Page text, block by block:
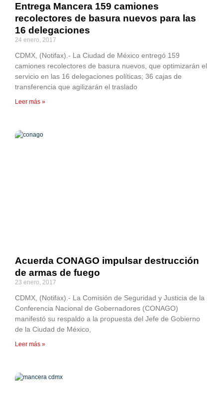
Entrega Mancera 159 camiones
recolectores de basura nuevos para las
16 delegaciones
24 enero, 2017
CDMX, (Notifax).- La Ciudad de México entregó 159
camiones recolectores de basura nuevos, que optimizarán el
servicio en las 16 delegaciones políticas; 36 cajas de
transferencia que agilizarán el traslado
Leer más »
Acuerda CONAGO impulsar destrucción
de armas de fuego
23 enero, 2017
CDMX, (Notifax).- La Comisión de Seguridad y Justicia de la
Conferencia Nacional de Gobernadores (CONAGO)
manifestó su respaldo a la propuesta del Jefe de Gobierno
de la Ciudad de México,
Leer más »